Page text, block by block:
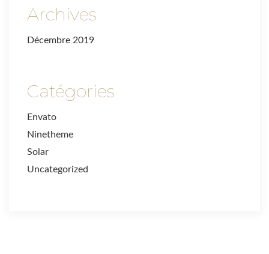
Archives
Décembre 2019
Catégories
Envato
Ninetheme
Solar
Uncategorized